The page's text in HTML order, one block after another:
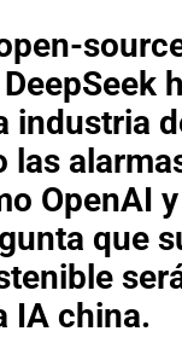
industria
las
OpenAI
que
IA china.